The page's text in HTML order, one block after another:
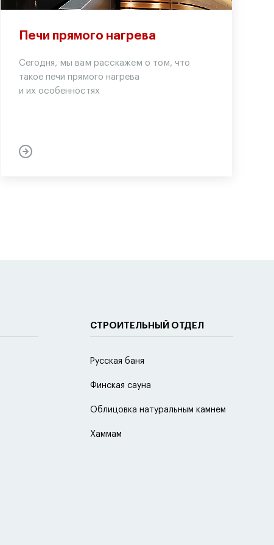
Печи прямого нагрева
Сегодня, мы вам расскажем о том, что
такое печи прямого нагрева
и их особенностях
СТРОИТЕЛЬНЫЙ ОТДЕЛ
Русская баня
Финская сауна
Облицовка натуральным камнем
Хаммам